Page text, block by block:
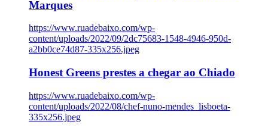
Marques
https://www.ruadebaixo.com/wp-
content/uploads/2022/09/2dc75683-1548-4946-950d-
a2bb0ce74d87-335x256.jpeg
Honest Greens prestes a chegar ao Chiado
https://www.ruadebaixo.com/wp-
content/uploads/2022/08/chef-nuno-mendes_lisboeta-
335x256.jpeg